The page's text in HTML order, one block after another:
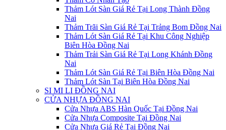
Thảm Lót Sàn Giá Rẻ Tại Long Thành Đồng
Nai
Thảm Trãi Sàn Giá Rẻ Tại Trảng Bom Đồng Nai
Thảm Lót Sàn Giá Rẻ Tại Khu Công Nghiệp
Biên Hòa Đồng Nai
Thảm Trải Sàn Giá Rẻ Tại Long Khánh Đồng
Nai
Thảm Lót Sàn Giá Rẻ Tại Biên Hòa Đồng Nai
Thảm Lót Sàn Tại Biên Hòa Đồng Nai
SI MI LI ĐỒNG NAI
CỬA NHỰA ĐỒNG NAI
Cửa Nhựa ABS Hàn Quốc Tại Đồng Nai
Cửa Nhựa Composite Tại Đồng Nai
Cửa Nhựa Giá Rẻ Tại Đồng Nai